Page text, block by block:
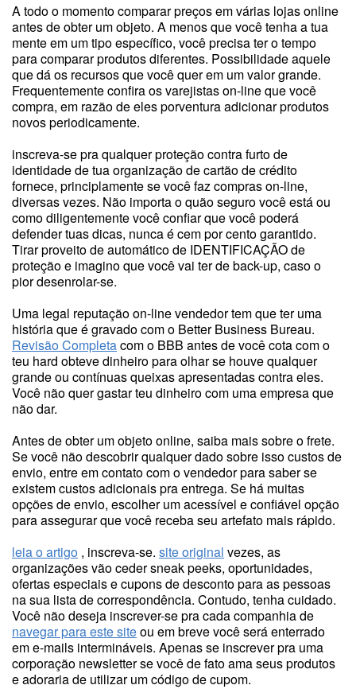
A todo o momento comparar preços em várias lojas online
antes de obter um objeto. A menos que você tenha a tua
mente em um tipo específico, você precisa ter o tempo
para comparar produtos diferentes. Possibilidade aquele
que dá os recursos que você quer em um valor grande.
Frequentemente confira os varejistas on-line que você
compra, em razão de eles porventura adicionar produtos
novos periodicamente.
inscreva-se pra qualquer proteção contra furto de
identidade de tua organização de cartão de crédito
fornece, principlamente se você faz compras on-line,
diversas vezes. Não importa o quão seguro você está ou
como diligentemente você confiar que você poderá
defender tuas dicas, nunca é cem por cento garantido.
Tirar proveito de automático de IDENTIFICAÇÃO de
proteção e imagino que você vai ter de back-up, caso o
pior desenrolar-se.
Uma legal reputação on-line vendedor tem que ter uma
história que é gravado com o Better Business Bureau.
Revisão Completacom o BBB antes de você cota com o
teu hard obteve dinheiro para olhar se houve qualquer
grande ou contínuas queixas apresentadas contra eles.
Você não quer gastar teu dinheiro com uma empresa que
não dar.
Antes de obter um objeto online, saiba mais sobre o frete.
Se você não descobrir qualquer dado sobre isso custos de
envio, entre em contato com o vendedor para saber se
existem custos adicionais pra entrega. Se há muitas
opções de envio, escolher um acessível e confiável opção
para assegurar que você receba seu artefato mais rápido.
leia o artigo , inscreva-se. site original vezes, as
organizações vão ceder sneak peeks, oportunidades,
ofertas especiais e cupons de desconto para as pessoas
na sua lista de correspondência. Contudo, tenha cuidado.
Você não deseja inscrever-se pra cada companhia de
navegar para este siteou em breve você será enterrado
em e-mails intermináveis. Apenas se inscrever pra uma
corporação newsletter se você de fato ama seus produtos
e adoraria de utilizar um código de cupom.